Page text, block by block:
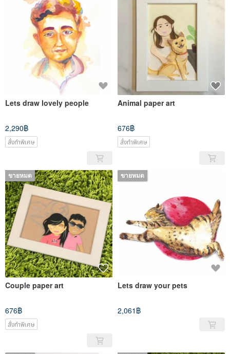
Lets draw lovely people
2,290฿
สั่งทำพิเศษ
Animal paper art
676฿
สั่งทำพิเศษ
ขายหมด
Couple paper art
676฿
สั่งทำพิเศษ
ขายหมด
Lets draw your pets
2,061฿